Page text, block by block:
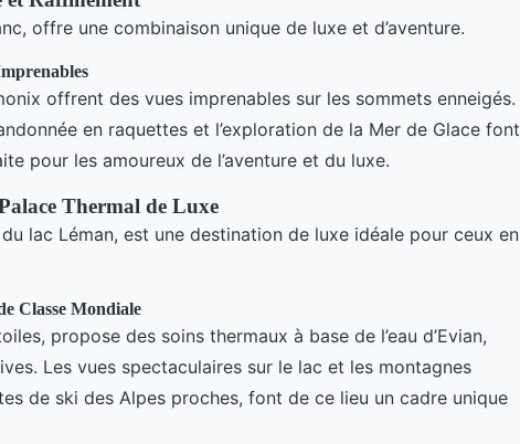
offre une combinaison unique de luxe et d’aventure.
offrent des vues imprenables sur les sommets enneigés.
en raquettes et l’exploration de la Mer de Glace font
pour les amoureux de l’aventure et du luxe.
Thermal de Luxe
lac Léman, est une destination de luxe idéale pour ceux en
Classe Mondiale
propose des soins thermaux à base de l’eau d’Evian,
Les vues spectaculaires sur le lac et les montagnes
de ski des Alpes proches, font de ce lieu un cadre unique